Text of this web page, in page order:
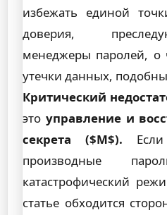
избежать единой
доверия,
менеджеры паролей, о
утечки данных,
Критический
это управление и
секрета ($M$).
производные
катастрофический
статье обходится